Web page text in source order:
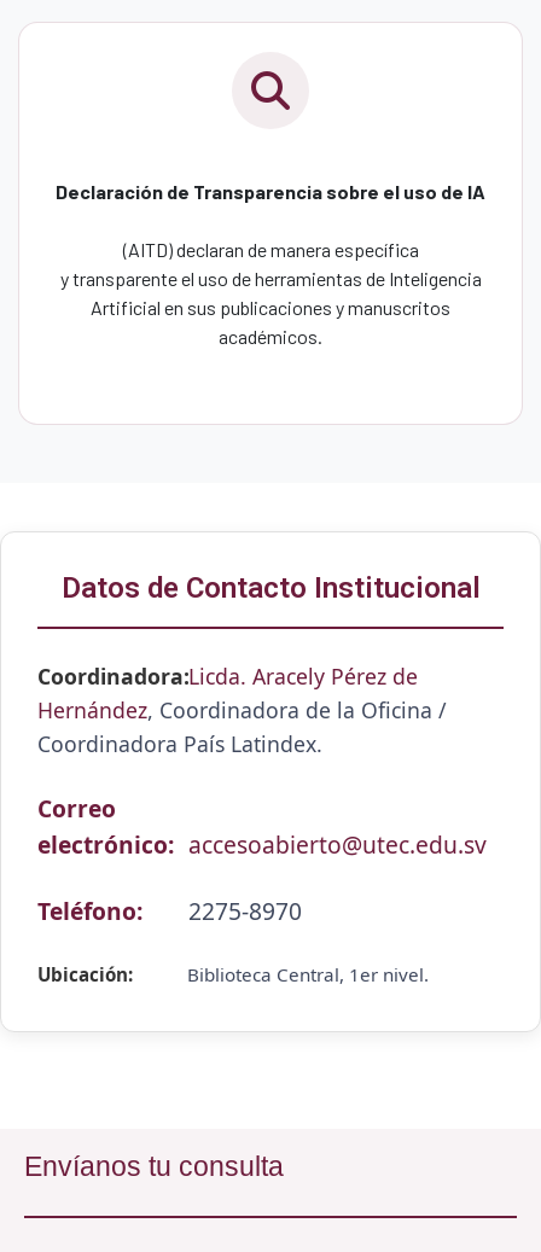
Declaración de Transparencia sobre el uso de IA
(AITD) declaran de manera específica
y transparente el uso de herramientas de Inteligencia
Artificial en sus publicaciones y manuscritos
académicos.
Datos de Contacto Institucional
Coordinadora:Licda. Aracely Pérez de
Hernández, Coordinadora de la Oficina /
Coordinadora País Latindex.
Correo
electrónico: accesoabierto@utec.edu.sv
Teléfono: 2275-8970
Ubicación: Biblioteca Central, 1er nivel.
Envíanos tu consulta